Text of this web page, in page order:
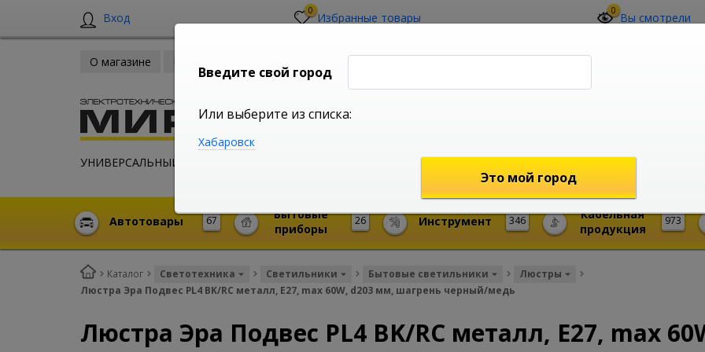
Вход 0 Избранные товары 0 Вы смотрели
О магазине
УНИВЕРСАЛЬНЫЙ ИНТЕРНЕТ МАГАЗИН shop@mireks.ru
67
Автотовары 26
Бытовые
приборы
346
Инструмент 973
Кабельная
продукция
Каталог Светотехника Светильники Бытовые светильники
Люстры
Люстра Эра Подвес PL4 BK/RC металл, E27, max 60W, d203 мм, шагрень черный/медь
Люстра Эра Подвес PL4 BK/RC металл, E27, max
Введите свой город
Или выберите из списка:
Хабаровск
Это мой город